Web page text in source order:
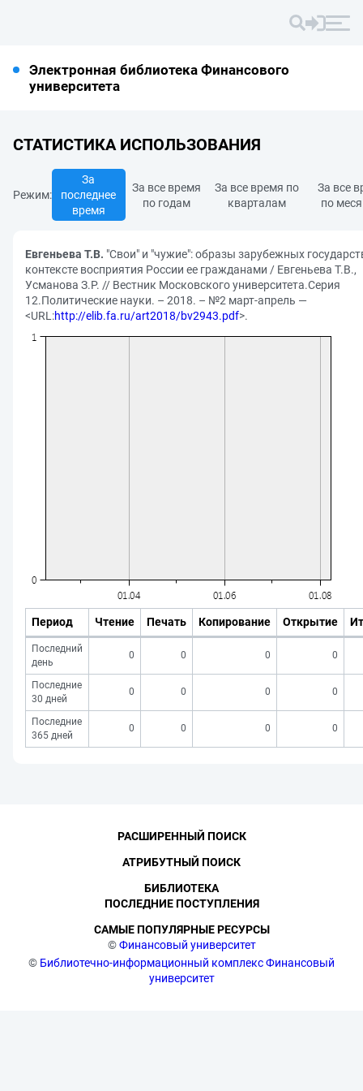
Электронная библиотека Финансового
университета
СТАТИСТИКА ИСПОЛЬЗОВАНИЯ
Режим:
За
последнее
время
За все время
по годам
За все время по
кварталам
За все
по
Евгеньева Т.В. "Свои" и "чужие": образы зарубежных
контексте восприятия России ее гражданами / Евгеньева Т.В.,
Усманова З.Р. // Вестник Московского университета.Серия
12.Политические науки. – 2018. – №2 март-апрель —
<URL:http://elib.fa.ru/art2018/bv2943.pdf>.
Период Чтение Печать Копирование Открытие
Последний
день
0 0 0 0
Последние
30 дней
0 0 0 0
Последние
365 дней
0 0 0 0
©Финансовый университет
© Библиотечно-информационный комплекс Финансовый
университет
РАСШИРЕННЫЙ ПОИСК
АТРИБУТНЫЙ ПОИСК
БИБЛИОТЕКА
ПОСЛЕДНИЕ ПОСТУПЛЕНИЯ
САМЫЕ ПОПУЛЯРНЫЕ РЕСУРСЫ